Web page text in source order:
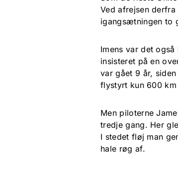
Ved afrejsen
igangsætningen to
Imens var det
insisteret på en
var gået 9 år,
flystyrt kun 600
Men piloterne
tredje gang. Her
I stedet fløj man
hale røg af.